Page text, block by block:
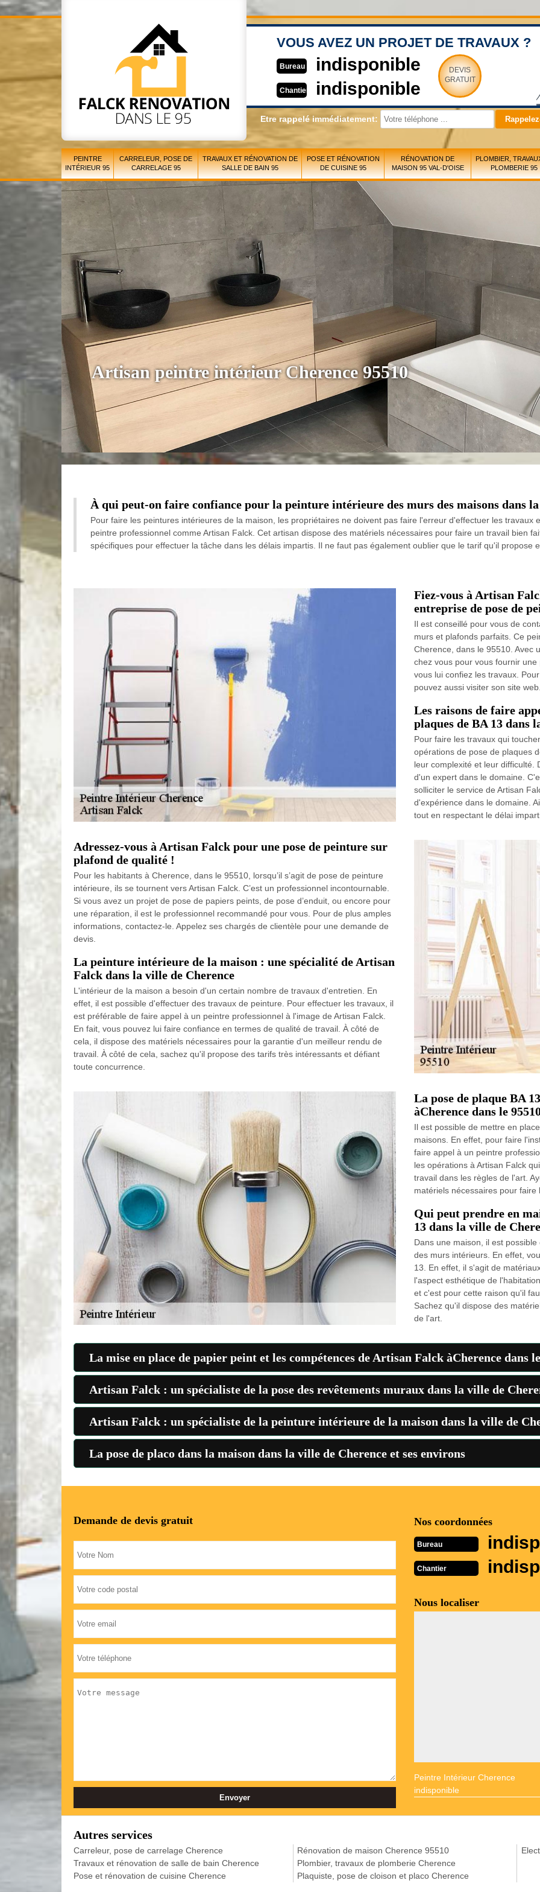
VOUS AVEZ UN PROJET DE TRAVAUX ?
Bureau indisponible
Chantier indisponible
DEVIS
GRATUIT
Etre rappelé immédiatement:
PEINTRE
INTÉRIEUR 95
CARRELEUR, POSE DE
CARRELAGE 95
TRAVAUX ET RÉNOVATION DE
SALLE DE BAIN 95
POSE ET RÉNOVATION
DE CUISINE 95
RÉNOVATION DE
MAISON 95 VAL-D'OISE
PLOMBIER,
PLOMBERIE 95
Artisan peintre intérieur Cherence 95510
À qui peut-on faire confiance pour la peinture intérieure des murs des maisons dans
Pour faire les peintures intérieures de la maison, les propriétaires ne doivent pas faire l'erreur d'effectuer les travaux
peintre professionnel comme Artisan Falck. Cet artisan dispose des matériels nécessaires pour faire un travail bien
spécifiques pour effectuer la tâche dans les délais impartis. Il ne faut pas également oublier que le tarif qu'il propose
Fiez-vous à Artisan
entreprise de pose de
Il est conseillé pour vous de
murs et plafonds parfaits. Ce
Cherence, dans le 95510. Avec
chez vous pour vous fournir
vous lui confiez les travaux.
pouvez aussi visiter son site
Les raisons de faire
plaques de BA 13 dans
Pour faire les travaux qui
opérations de pose de plaques
leur complexité et leur difficulté.
d'un expert dans le domaine.
solliciter le service de Artisan
d'expérience dans le domaine.
tout en respectant le délai
Adressez-vous à Artisan Falck pour une pose de peinture sur
plafond de qualité !
Pour les habitants à Cherence, dans le 95510, lorsqu’il s’agit de pose de peinture
intérieure, ils se tournent vers Artisan Falck. C’est un professionnel incontournable.
Si vous avez un projet de pose de papiers peints, de pose d’enduit, ou encore pour
une réparation, il est le professionnel recommandé pour vous. Pour de plus amples
informations, contactez-le. Appelez ses chargés de clientèle pour une demande de
devis.
La peinture intérieure de la maison : une spécialité de Artisan
Falck dans la ville de Cherence
L'intérieur de la maison a besoin d'un certain nombre de travaux d'entretien. En
effet, il est possible d'effectuer des travaux de peinture. Pour effectuer les travaux, il
est préférable de faire appel à un peintre professionnel à l'image de Artisan Falck.
En fait, vous pouvez lui faire confiance en termes de qualité de travail. À côté de
cela, il dispose des matériels nécessaires pour la garantie d'un meilleur rendu de
travail. À côté de cela, sachez qu'il propose des tarifs très intéressants et défiant
toute concurrence.
La pose de plaque BA
àCherence dans le
Il est possible de mettre en
maisons. En effet, pour faire
faire appel à un peintre
les opérations à Artisan Falck
travail dans les règles de l'art.
matériels nécessaires pour
Qui peut prendre en
13 dans la ville de
Dans une maison, il est
des murs intérieurs. En effet,
13. En effet, il s'agit de
l'aspect esthétique de
et c'est pour cette raison qu'il
Sachez qu'il dispose des
de l'art.
La mise en place de papier peint et les compétences de Artisan Falck àCherence dans
Artisan Falck : un spécialiste de la pose des revêtements muraux dans la ville de
Artisan Falck : un spécialiste de la peinture intérieure de la maison dans la ville de
La pose de placo dans la maison dans la ville de Cherence et ses environs
Demande de devis gratuit Nos coordonnées
Bureau
Chantier
Nous localiser
Peintre Intérieur Cherence
indisponible
Autres services
Carreleur, pose de carrelage Cherence
Travaux et rénovation de salle de bain Cherence
Pose et rénovation de cuisine Cherence
Rénovation de maison Cherence 95510
Plombier, travaux de plomberie Cherence
Plaquiste, pose de cloison et placo Cherence